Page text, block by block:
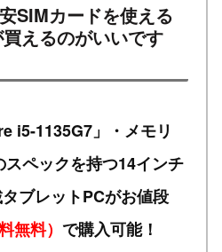
SIMカードを使える
えるのがいいです
i5-1135G7」・メモリ
ペックを持つ14インチ
ブレットPCがお値段
無料） で購入可能！